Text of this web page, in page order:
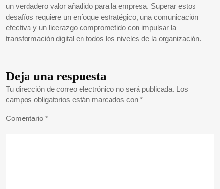
un verdadero valor añadido para la empresa. Superar estos
desafíos requiere un enfoque estratégico, una comunicación
efectiva y un liderazgo comprometido con impulsar la
transformación digital en todos los niveles de la organización.
Deja una respuesta
Tu dirección de correo electrónico no será publicada. Los
campos obligatorios están marcados con *
Comentario *